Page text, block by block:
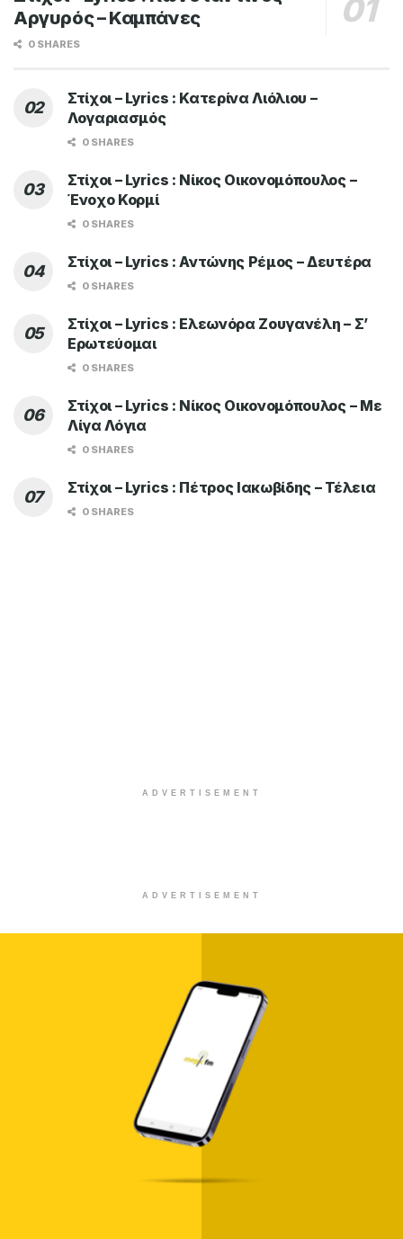
Αργυρός – Καμπάνες
0 SHARES
Στίχοι – Lyrics : Κατερίνα Λιόλιου –
Λογαριασμός
0 SHARES
Στίχοι – Lyrics : Νίκος Οικονομόπουλος –
Ένοχο Κορμί
0 SHARES
Στίχοι – Lyrics : Αντώνης Ρέμος – Δευτέρα
0 SHARES
Στίχοι – Lyrics : Ελεωνόρα Ζουγανέλη – Σ’
Ερωτεύομαι
0 SHARES
Στίχοι – Lyrics : Νίκος Οικονομόπουλος – Με
Λίγα Λόγια
0 SHARES
Στίχοι – Lyrics : Πέτρος Ιακωβίδης – Τέλεια
0 SHARES
ADVERTISEMENT
ADVERTISEMENT